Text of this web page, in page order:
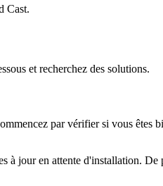
Cast.
et recherchez des solutions.
par vérifier si vous êtes
jour en attente d'installation.